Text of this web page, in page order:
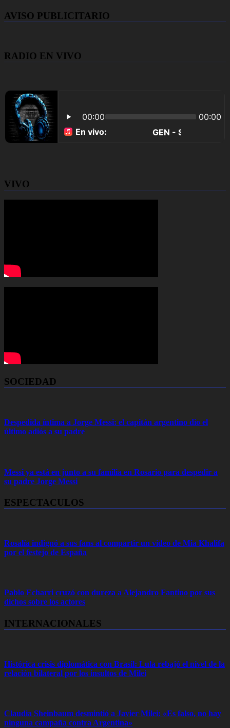
AVISO PUBLICITARIO
RADIO EN VIVO
VIVO
SOCIEDAD
Despedida íntima a Jorge Messi: el capitán argentino dio el
último adiós a su padre
Messi ya está en junto a su familia en Rosario para despedir a
su padre Jorge Messi
ESPECTACULOS
Rosalía indignó a sus fans al compartir un video de Mia Khalifa
por el festejo de España
Pablo Echarri cruzó con dureza a Alejandro Fantino por sus
dichos sobre los actores
INTERNACIONALES
Histórica crisis diplomática con Brasil: Lula rebajó el nivel de la
relación bilateral por los insultos de Milei
Claudia Sheinbaum desmintió a Javier Milei: «Es falso, no hay
ninguna campaña contra Argentina»